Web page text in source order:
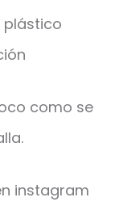
plástico
como se
instagram